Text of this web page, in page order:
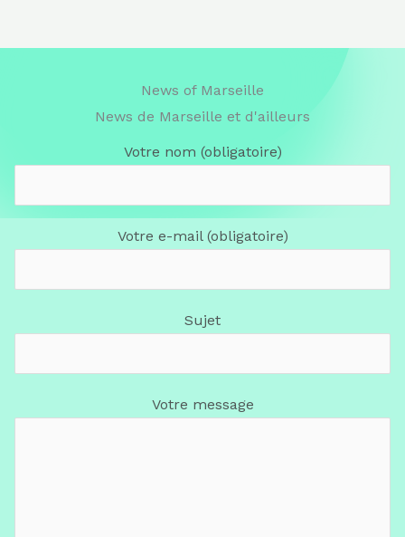
News of Marseille
News de Marseille et d'ailleurs
Votre nom (obligatoire)
Votre e-mail (obligatoire)
Sujet
Votre message